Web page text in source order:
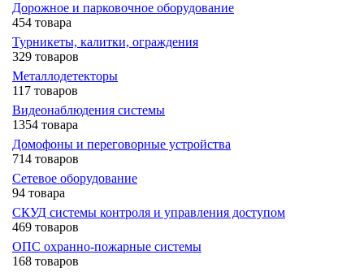
Дорожное и парковочное оборудование
454 товара
Турникеты, калитки, ограждения
329 товаров
Металлодетекторы
117 товаров
Видеонаблюдения cистемы
1354 товара
Домофоны и переговорные устройства
714 товаров
Сетевое оборудование
94 товара
СКУД системы контроля и управления доступом
469 товаров
ОПС охранно-пожарные системы
168 товаров